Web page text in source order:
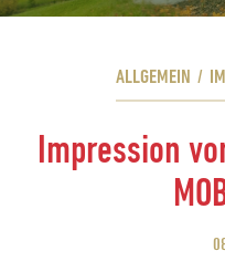
ALLGEMEIN /
Impression